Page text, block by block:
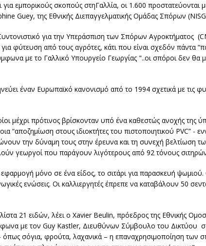
για εμπορικούς σκοπούς στηΓαλλία, οι 1.600 προστατεύονται
Guey, της Εθνικής Διεπαγγελματικής Ομάδας Σπόρων
για την Υπεράσπιση των Σπόρων Αγροκτήματος
φύτευση από τους αγρότες, κάτι που είναι σχεδόν πάντα
με το Γαλλικό Υπουργείο Γεωργίας "..οι σπόροι δεν
έναν Ευρωπαϊκό κανονισμό από το 1994 σχετικά με τις
μέχρι πρότινος βρίσκονταν υπό ένα καθεστώς ανοχής της
“αποζημίωση στους ιδιοκτήτες του πιστοποιητικού PVC” -
την δύναμη τους στην έρευνα και τη συνεχή βελτίωση
γεωργοί που παράγουν λιγότερους από 92 τόνους
μόνο σε ένα είδος, το σιτάρι για παρασκευή ψωμιού.
ενώσεις. Οι καλλιεργητές έπρεπε να καταβάλουν 50
21 ειδών, λέει ο Xavier Beulin, πρόεδρος της Εθνικής
με τον Guy Kastler, Διευθύνων Σύμβουλο του Δικτύου
σόγια, φρούτα, λαχανικά – η επαναχρησιμοποίηση των